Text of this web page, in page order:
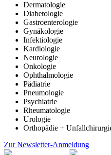
Dermatologie
Diabetologie
Gastroenterologie
Gynäkologie
Infektiologie
Kardiologie
Neurologie
Onkologie
Ophthalmologie
Pädiatrie
Pneumologie
Psychiatrie
Rheumatologie
Urologie
Orthopädie +
Zur Newsletter-Anmeldung